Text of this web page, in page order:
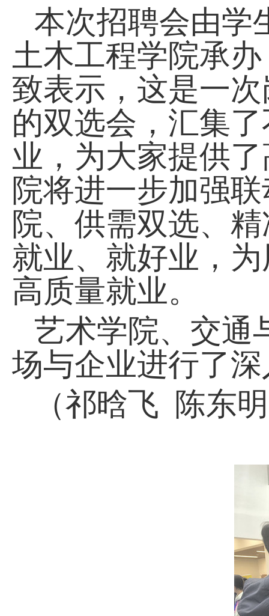
本次招聘会由学
土木工程学院承
致表示，这是一
的双选会，汇集
业，为大家提供
院将进一步加强
院、供需双选、
就业、就好业，
高质量就业。
艺术学院、交通
场与企业进行了
（祁晗飞 陈东